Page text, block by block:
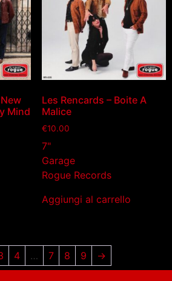
Mind
Les Rencards – Boite A
Malice
€10.00
7"
Garage
Rogue Records
Aggiungi al carrello
4 … 7 8 9 →